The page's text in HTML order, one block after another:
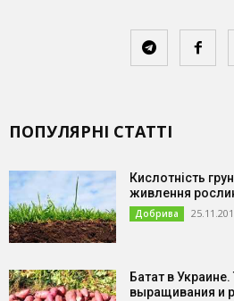
ПОПУЛЯРНІ СТАТТІ
Кислотність
живлення
Добрива
Батат в
выращивания и